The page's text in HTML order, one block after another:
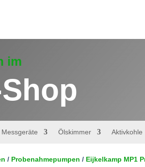
im
Messgeräte Ölskimmer Aktivkohle
/ Probenahmepumpen / Eijkelkamp MP1